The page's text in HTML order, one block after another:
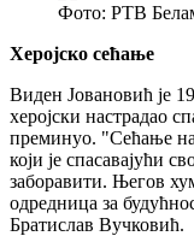
Фото: РТВ
Херојско сећање
Виден Јовановић је
херојски настрадао
преминуо. "Сећање на
који је спасавајући
заборавити. Његов
одредница за
Братислав Вучковић.